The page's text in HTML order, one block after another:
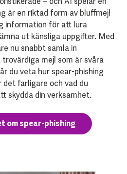
är en riktad form av bluffmejl
information för att lura
ut känsliga uppgifter. Med
nu snabbt samla in
mejl som är svåra
du veta hur spear-phishing
farligare och vad du
skydda din verksamhet.
om spear-phishing